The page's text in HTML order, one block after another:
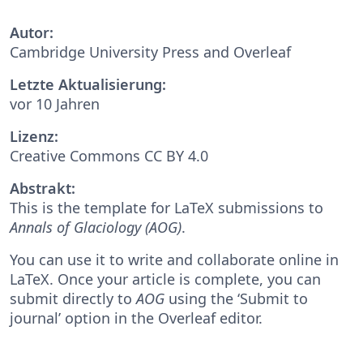
Autor:
Cambridge University Press and Overleaf
Letzte Aktualisierung:
vor 10 Jahren
Lizenz:
Creative Commons CC BY 4.0
Abstrakt:
This is the template for LaTeX submissions to
Annals of Glaciology (AOG).
You can use it to write and collaborate online in
LaTeX. Once your article is complete, you can
submit directly toAOG using the ‘Submit to
journal’ option in the Overleaf editor.